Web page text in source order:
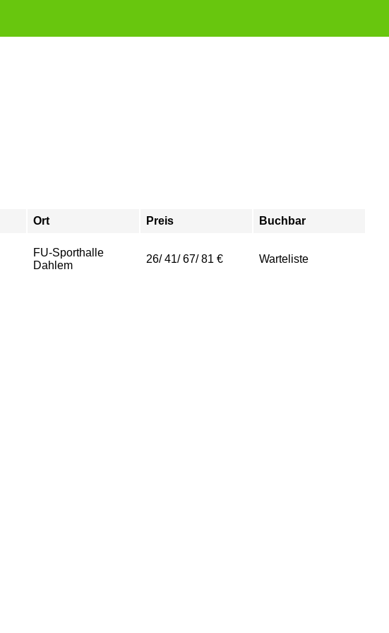
Ort Preis Buchbar
FU-Sporthalle
Dahlem
26/ 41/ 67/ 81 € Warteliste